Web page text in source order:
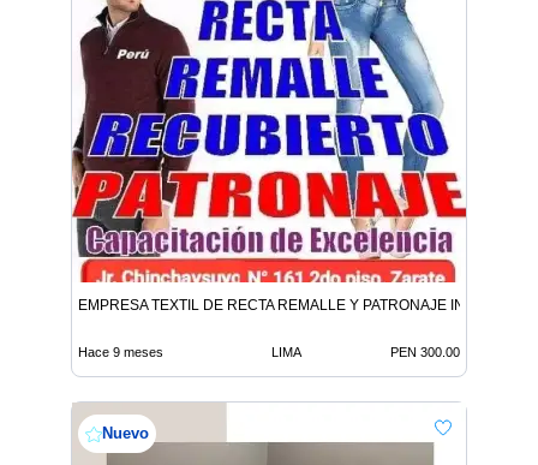
EMPRESA TEXTIL DE RECTA REMALLE Y PATRONAJE
Hace 9 meses LIMA PEN 300.00
Nuevo